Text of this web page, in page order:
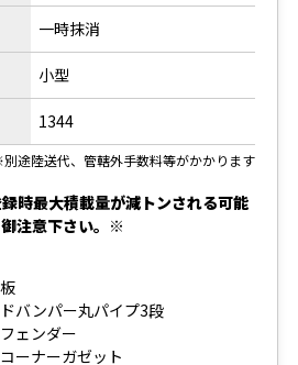
一時抹消
小型
1344
途陸送代、管轄外手数料等がかかります
時最大積載量が減トンされる可能
注意下さい。※
バンパー丸パイプ3段
ェンダー
ーナーガゼット